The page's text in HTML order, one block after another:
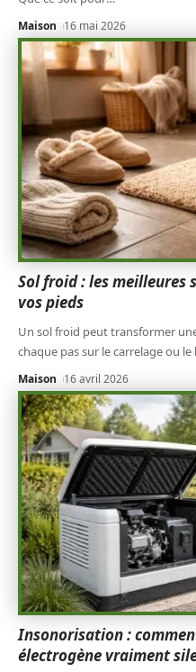
Maison 16 mai 2026
Sol froid : les meilleures
vos pieds
Un sol froid peut transformer
chaque pas sur le carrelage ou
Maison 16 avril 2026
Insonorisation :
électrogène vraiment